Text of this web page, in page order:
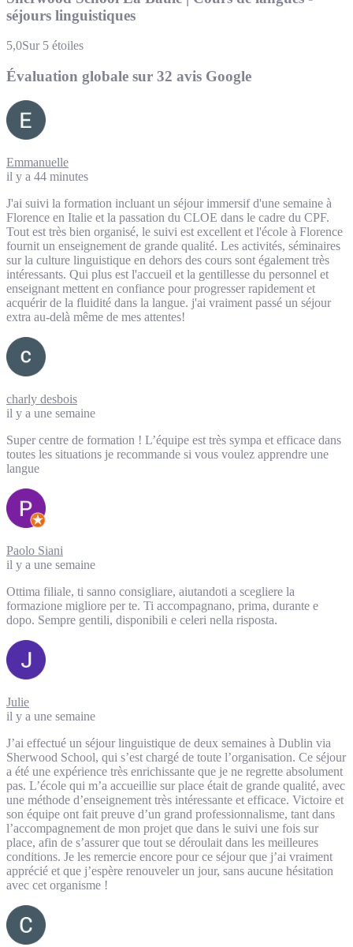
séjours linguistiques
5,0Sur 5 étoiles
Évaluation globale sur 32 avis Google
Emmanuelle
il y a 44 minutes
J'ai suivi la formation incluant un séjour immersif d'une semaine à
Florence en Italie et la passation du CLOE dans le cadre du CPF.
Tout est très bien organisé, le suivi est excellent et l'école à Florence
fournit un enseignement de grande qualité. Les activités, séminaires
sur la culture linguistique en dehors des cours sont également très
intéressants. Qui plus est l'accueil et la gentillesse du personnel et
enseignant mettent en confiance pour progresser rapidement et
acquérir de la fluidité dans la langue. j'ai vraiment passé un séjour
extra au-delà même de mes attentes!
charly desbois
il y a une semaine
Super centre de formation ! L’équipe est très sympa et efficace dans
toutes les situations je recommande si vous voulez apprendre une
langue
Paolo Siani
il y a une semaine
Ottima filiale, ti sanno consigliare, aiutandoti a scegliere la
formazione migliore per te. Ti accompagnano, prima, durante e
dopo. Sempre gentili, disponibili e celeri nella risposta.
Julie
il y a une semaine
J’ai effectué un séjour linguistique de deux semaines à Dublin via
Sherwood School, qui s’est chargé de toute l’organisation. Ce séjour
a été une expérience très enrichissante que je ne regrette absolument
pas. L’école qui m’a accueillie sur place était de grande qualité, avec
une méthode d’enseignement très intéressante et efficace. Victoire et
son équipe ont fait preuve d’un grand professionnalisme, tant dans
l’accompagnement de mon projet que dans le suivi une fois sur
place, afin de s’assurer que tout se déroulait dans les meilleures
conditions. Je les remercie encore pour ce séjour que j’ai vraiment
apprécié et que j’espère renouveler un jour, sans aucune hésitation
avec cet organisme !